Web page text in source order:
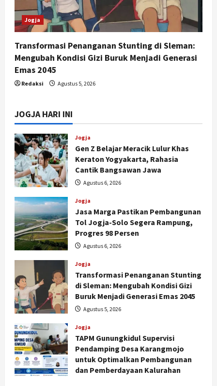
Jogja
Transformasi Penanganan Stunting di Sleman:
Mengubah Kondisi Gizi Buruk Menjadi Generasi
Emas 2045
Redaksi Agustus 5, 2026
JOGJA HARI INI
Jogja
Gen Z Belajar Meracik Lulur Khas
Keraton Yogyakarta, Rahasia
Cantik Bangsawan Jawa
Agustus 6, 2026
Jogja
Jasa Marga Pastikan Pembangunan
Tol Jogja-Solo Segera Rampung,
Progres 98 Persen
Agustus 6, 2026
Jogja
Transformasi Penanganan Stunting
di Sleman: Mengubah Kondisi Gizi
Buruk Menjadi Generasi Emas 2045
Agustus 5, 2026
Jogja
TAPM Gunungkidul Supervisi
Pendamping Desa Karangmojo
untuk Optimalkan Pembangunan
dan Pemberdayaan Kalurahan